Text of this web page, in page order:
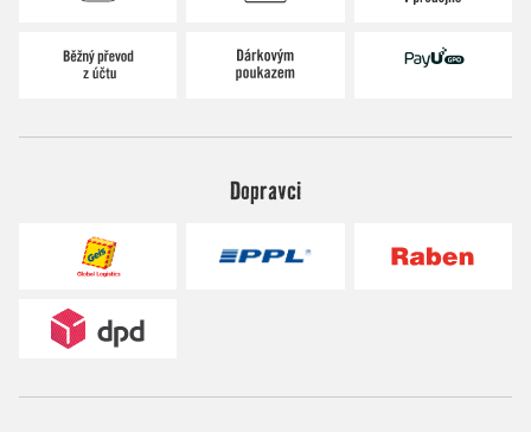
Dopravci